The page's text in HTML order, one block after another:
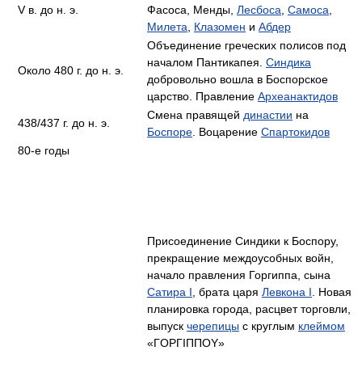
V в. до н. э.
Фасоса, Менды, Лесбоса, Самоса,
Милета, Клазомен и Абдер
Около 480 г. до н. э.
Объединение греческих полисов под
началом Пантикапея. Синдика
добровольно вошла в Боспорское
царство. Правление Археанактидов
438/437 г. до н. э.
Смена правящей династии на
Боспоре. Воцарение Спартокидов
80-e годы
Присоединение Синдики к Боспору,
прекращение междоусобных войн,
начало правления Горгиппа, сына
Сатира I, брата царя Левкона I. Новая
планировка города, расцвет торговли,
выпуск черепицы с круглым клеймом
«ΓΟΡΓΙΠΠΟΥ»